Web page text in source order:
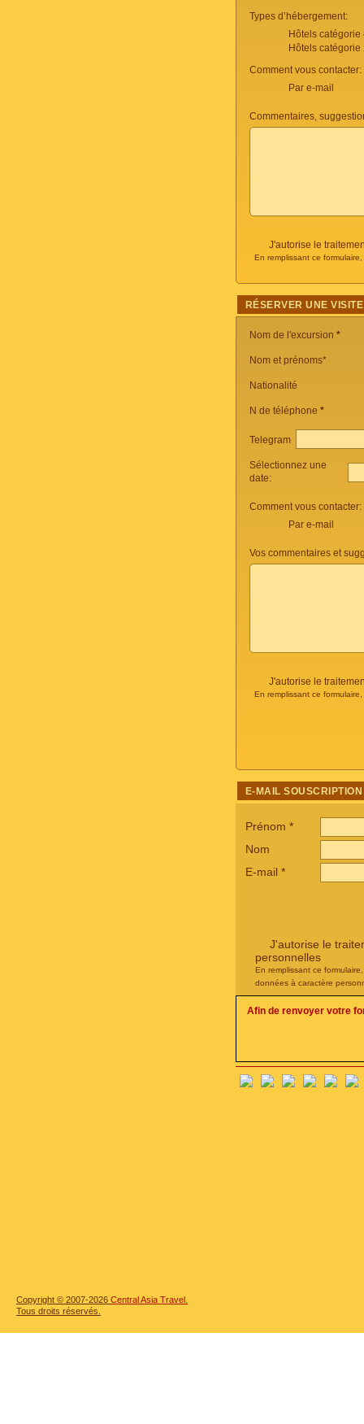
Types d’hébergement:
Hôtels
Hôtels
Comment vous contacter:
Par e-mail
Commentaires,
J'autorise le
En remplissant ce
RÉSERVER UNE
Nom de l'excursion *
Nom et prénoms*
Nationalité
N de téléphone *
Telegram
Sélectionnez une
date:
Comment vous contacter:
Par e-mail
Vos commentaires et
J'autorise le
En remplissant ce
E-MAIL SOUSCRIPTION
Prénom *
Nom
E-mail *
J'autorise le
personnelles
En remplissant ce
données à caractère
Afin de renvoyer votre
Copyright © 2007-2026 Central Asia Travel.
Tous droits réservés.